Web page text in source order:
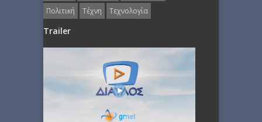
Πολιτική
Τέχνη Τεχνολογία
Trailer